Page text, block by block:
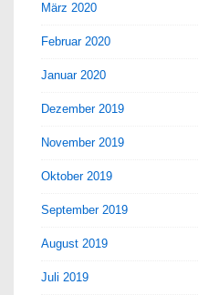
März 2020
Februar 2020
Januar 2020
Dezember 2019
November 2019
Oktober 2019
September 2019
August 2019
Juli 2019